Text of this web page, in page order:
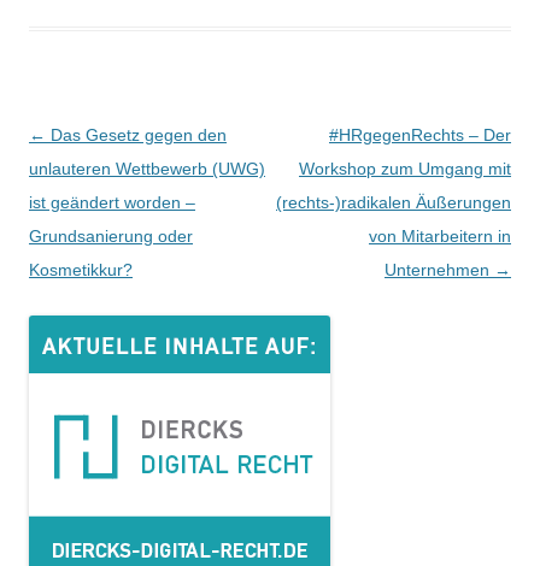
Beitrags-
Navigation
← Das Gesetz gegen den
unlauteren Wettbewerb (UWG)
ist geändert worden –
Grundsanierung oder
Kosmetikkur?
#HRgegenRechts – Der
Workshop zum Umgang mit
(rechts-)radikalen Äußerungen
von Mitarbeitern in
Unternehmen →